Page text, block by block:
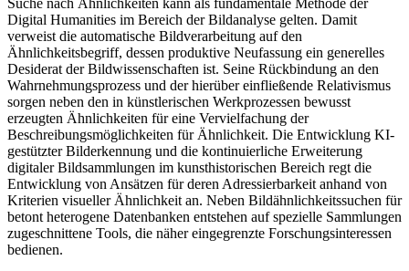
Digital Humanities im Bereich der Bildanalyse gelten. Damit
verweist die automatische Bildverarbeitung auf den
Ähnlichkeitsbegriff, dessen produktive Neufassung ein generelles
Desiderat der Bildwissenschaften ist. Seine Rückbindung an den
Wahrnehmungsprozess und der hierüber einfließende Relativismus
sorgen neben den in künstlerischen Werkprozessen bewusst
erzeugten Ähnlichkeiten für eine Vervielfachung der
Beschreibungsmöglichkeiten für Ähnlichkeit. Die Entwicklung KI-
gestützter Bilderkennung und die kontinuierliche Erweiterung
digitaler Bildsammlungen im kunsthistorischen Bereich regt die
Entwicklung von Ansätzen für deren Adressierbarkeit anhand von
Kriterien visueller Ähnlichkeit an. Neben Bildähnlichkeitssuchen für
betont heterogene Datenbanken entstehen auf spezielle Sammlungen
zugeschnittene Tools, die näher eingegrenzte Forschungsinteressen
bedienen.